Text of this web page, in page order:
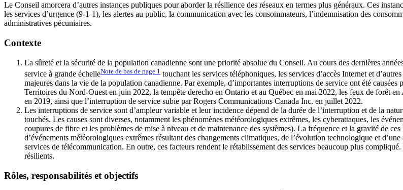
Le Conseil amorcera d’autres instances publiques pour aborder la résilience des réseaux en termes plus généraux. Ces
les services d’urgence (9-1-1), les alertes au public, la communication avec les consommateurs, l’indemnisation des
administratives pécuniaires.
Contexte
La sûreté et la sécurité de la population canadienne sont une priorité absolue du Conseil. Au cours des dernières
service à grande échelleNote de bas de page 1 touchant les services téléphoniques, les services d’accès Internet et
majeures dans la vie de la population canadienne. Par exemple, d’importantes interruptions de service ont été
Territoires du Nord-Ouest en juin 2022, la tempête derecho en Ontario et au Québec en mai 2022, les feux de forêt
en 2019, ainsi que l’interruption de service subie par Rogers Communications Canada Inc. en juillet 2022.
Les interruptions de service sont d’ampleur variable et leur incidence dépend de la durée de l’interruption et de la
touchés. Les causes sont diverses, notamment les phénomènes météorologiques extrêmes, les cyberattaques, les
coupures de fibre et les problèmes de mise à niveau et de maintenance des systèmes). La fréquence et la gravité de
d’événements météorologiques extrêmes résultant des changements climatiques, de l’évolution technologique et
services de télécommunication. En outre, ces facteurs rendent le rétablissement des services beaucoup plus
résilients.
Rôles, responsabilités et objectifs